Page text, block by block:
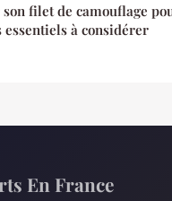
filet de camouflage
à considérer
En France